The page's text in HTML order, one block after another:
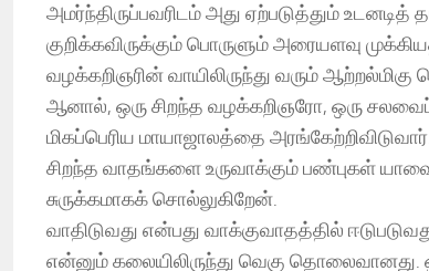
அமர்ந்திருப்பவரிடம் அது ஏற்படுத்தும்
குறிக்கவிருக்கும் பொருளும் அரையளவு
வழக்கறிஞரின் வாயிலிருந்து வரும்
ஆனால், ஒரு சிறந்த வழக்கறிஞரோ, ஒரு
மிகப்பெரிய மாயாஜாலத்தை
சிறந்த வாதங்களை உருவாக்கும் பண்புகள்
சுருக்கமாகக் சொல்லுகிறேன்.
வாதிடுவது என்பது வாக்குவாதத்தில்
என்னும் கலையிலிருந்து வெகு தொலைவானது.